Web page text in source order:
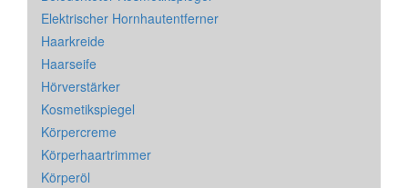
Elektrischer Hornhautentferner
Haarkreide
Haarseife
Hörverstärker
Kosmetikspiegel
Körpercreme
Körperhaartrimmer
Körperöl